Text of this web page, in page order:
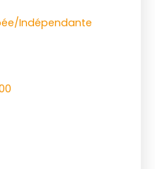
Indépendante